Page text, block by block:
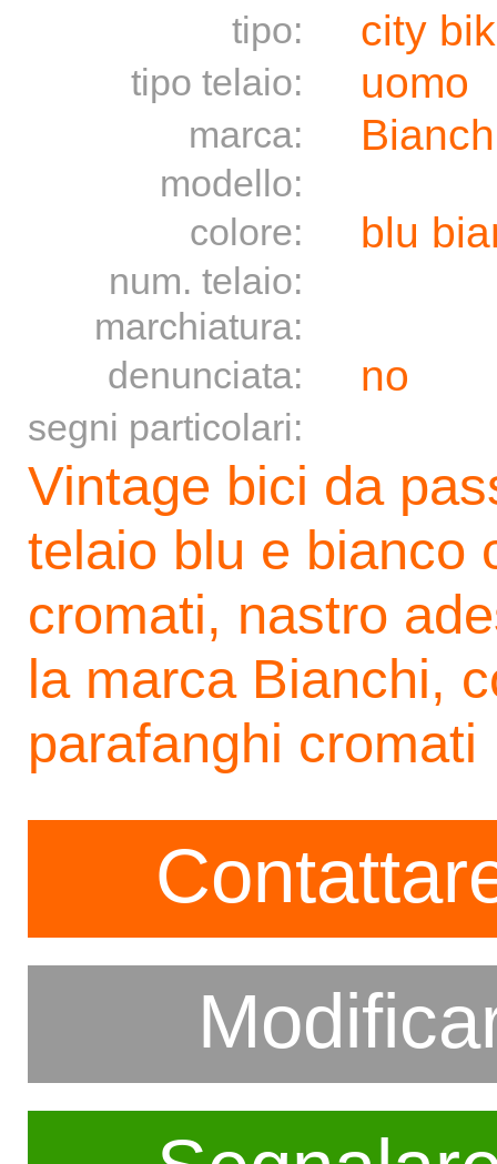
tipo: city
tipo telaio: uomo
marca:
modello:
colore:
blu
num. telaio:
marchiatura:
denunciata:
no
segni particolari:
Vintage bici da
telaio blu e bianco
cromati, nastro
la marca Bianchi,
parafanghi cromati